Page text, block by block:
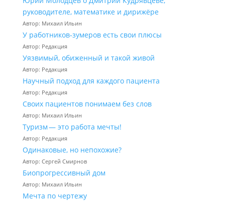
руководителе, математике и дирижёре
Автор: Михаил Ильин
У работников‑зумеров есть свои плюсы
Автор: Редакция
Уязвимый, обиженный и такой живой
Автор: Редакция
Научный подход для каждого пациента
Автор: Редакция
Своих пациентов понимаем без слов
Автор: Михаил Ильин
Туризм — это работа мечты!
Автор: Редакция
Одинаковые, но непохожие?
Автор: Сергей Смирнов
Биопрогрессивный дом
Автор: Михаил Ильин
Мечта по чертежу